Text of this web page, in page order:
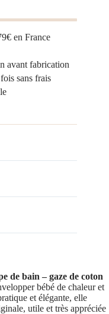
en France
avant fabrication
sans frais
de bain – gaze de coton
bébé de chaleur et
et élégante, elle
utile et très appréciée